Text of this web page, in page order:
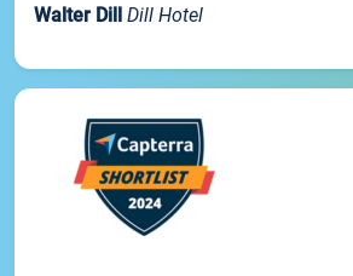
Walter Dill Dill Hotel